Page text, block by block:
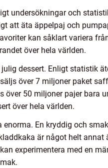
undersökningar och
att äta äppelpaj och
kan såklart variera
över hela världen.
dessert. Enligt statistik
över 7 miljoner paket
50 miljoner pajer bara
över hela världen.
En kryddig och
är något helt
experimentera med en